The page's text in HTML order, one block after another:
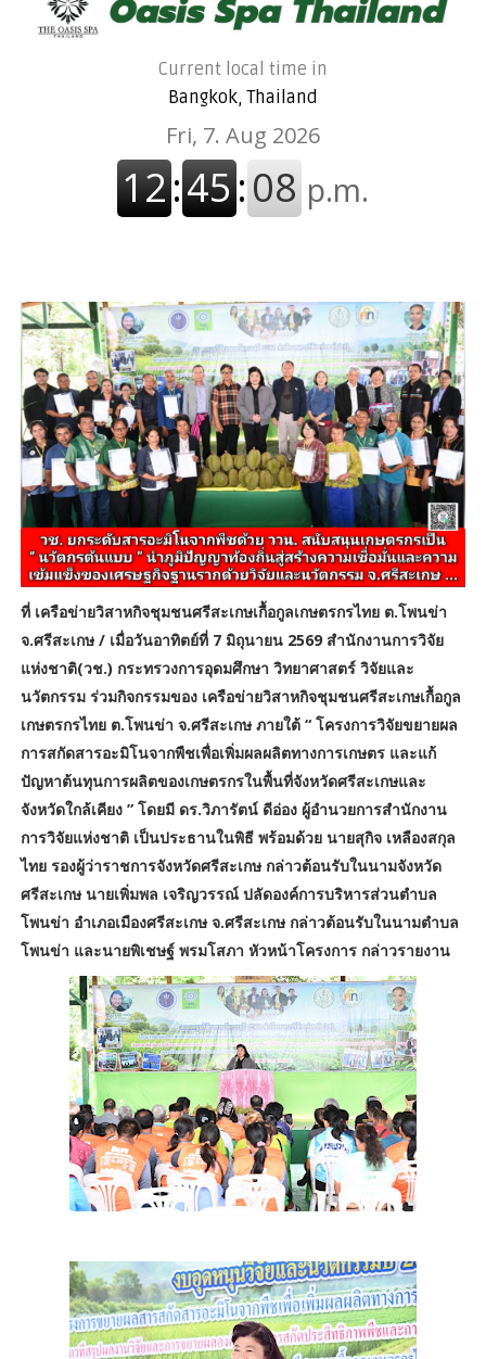
Current local time in
Bangkok, Thailand
ที่ เครือข่ายวิสาหกิจชุมชนศรีสะเกษเกื้อกูลเกษตรกรไทย ต.โพนข่า
จ.ศรีสะเกษ / เมื่อวันอาทิตย์ที่ 7 มิถุนายน 2569 สำนักงานการวิจัย
แห่งชาติ(วช.) กระทรวงการอุดมศึกษา วิทยาศาสตร์ วิจัยและ
นวัตกรรม ร่วมกิจกรรมของ เครือข่ายวิสาหกิจชุมชนศรีสะเกษเกื้อกูล
เกษตรกรไทย ต.โพนข่า จ.ศรีสะเกษ ภายใต้ “ โครงการวิจัยขยายผล
การสกัดสารอะมิโนจากพืชเพื่อเพิ่มผลผลิตทางการเกษตร และแก้
ปัญหาต้นทุนการผลิตของเกษตรกรในพื้นที่จังหวัดศรีสะเกษและ
จังหวัดใกล้เคียง ” โดยมี ดร.วิภารัตน์ ดีอ่อง ผู้อำนวยการสำนักงาน
การวิจัยแห่งชาติ เป็นประธานในพิธี พร้อมด้วย นายสุกิจ เหลืองสกุล
ไทย รองผู้ว่าราชการจังหวัดศรีสะเกษ กล่าวต้อนรับในนามจังหวัด
ศรีสะเกษ นายเพิ่มพล เจริญวรรณ์ ปลัดองค์การบริหารส่วนตำบล
โพนข่า อำเภอเมืองศรีสะเกษ จ.ศรีสะเกษ กล่าวต้อนรับในนามตำบล
โพนข่า และนายพิเชษฐ์ พรมโสภา หัวหน้าโครงการ กล่าวรายงาน